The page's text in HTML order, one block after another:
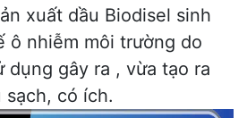
xuất dầu Biodisel sinh
ô nhiễm môi trường do
dụng gây ra , vừa tạo ra
có ích.